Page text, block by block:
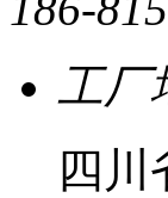
工厂
四